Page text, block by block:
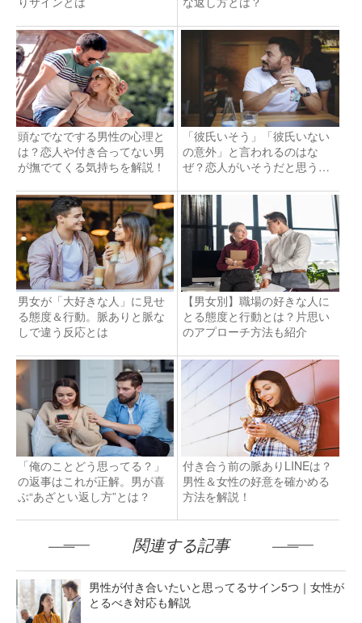
頭なでなでする男性の心理と
は？恋人や付き合ってない男
が撫でてくる気持ちを解説！
「彼氏いそう」「彼氏いない
の意外」と言われるのはな
ぜ？恋人がいそうだと思う理
男女が「大好きな人」に見せ
る態度＆行動。脈ありと脈な
しで違う反応とは
【男女別】職場の好きな人に
とる態度と行動とは？片思い
のアプローチ方法も紹介
「俺のことどう思ってる？」
の返事はこれが正解。男が喜
ぶ“あざとい返し方”とは？
付き合う前の脈ありLINEは？
男性＆女性の好意を確かめる
方法を解説！
関連する記事
男性が付き合いたいと思ってるサイン5つ｜女性が
とるべき対応も解説